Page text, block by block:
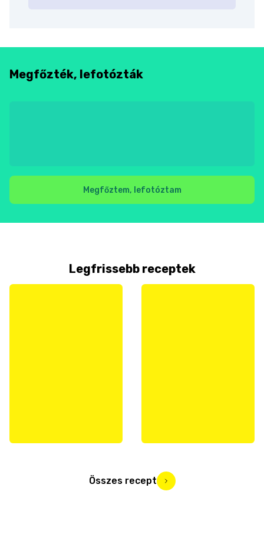
Megfőzték, lefotózták
Megfőztem, lefotóztam
Legfrissebb receptek
Összes recept